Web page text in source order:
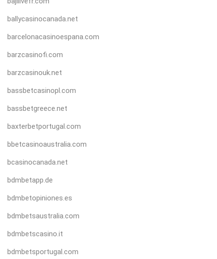
ballycasinocanada.net
barcelonacasinoespana.com
barzcasinofi.com
barzcasinouk.net
bassbetcasinopl.com
bassbetgreece.net
baxterbetportugal.com
bbetcasinoaustralia.com
bcasinocanada.net
bdmbetapp.de
bdmbetopiniones.es
bdmbetsaustralia.com
bdmbetscasino.it
bdmbetsportugal.com